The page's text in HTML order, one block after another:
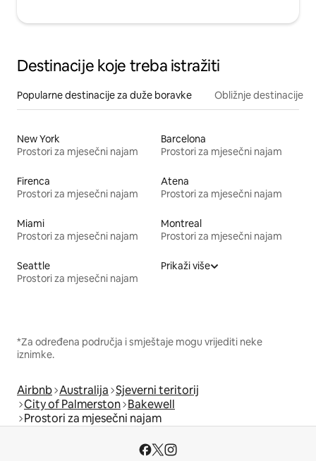
Destinacije koje treba istražiti
Popularne destinacije za duže boravke Obližnje destinacije
New York
Prostori za mjesečni najam
Barcelona
Prostori za mjesečni najam
Firenca
Prostori za mjesečni najam
Atena
Prostori za mjesečni najam
Miami
Prostori za mjesečni najam
Montreal
Prostori za mjesečni najam
Seattle
Prostori za mjesečni najam
Prikaži više
*Za određena područja i smještaje mogu vrijediti neke
iznimke.
Airbnb Australija Sjeverni teritorij
City of Palmerston Bakewell
Prostori za mjesečni najam